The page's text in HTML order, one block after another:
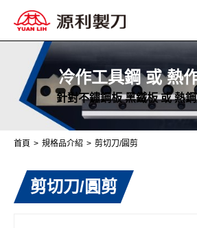
冷作工具鋼 或 熱
針對不鏽鋼板 黑鐵板 或 熱
首頁 規格品介紹 剪切刀/圓剪
剪切刀/圓剪
關於我們
OEM 刀具服務
產業刀具製造